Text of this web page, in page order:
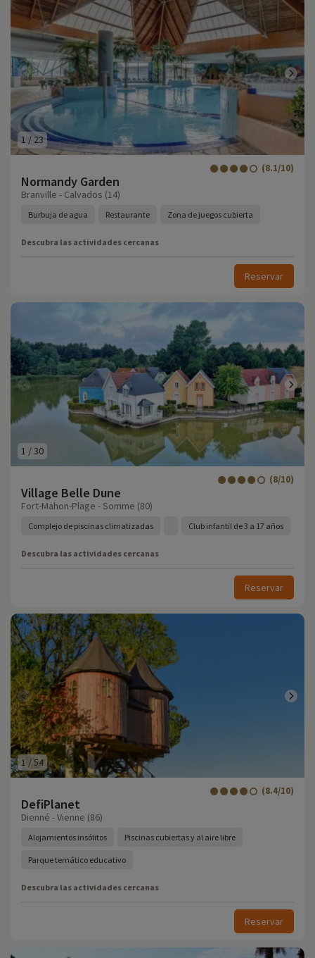
1 / 23
Normandy Garden
(8.1/10)
Branville - Calvados (14)
Burbuja de agua Restaurante Zona de juegos cubierta
Descubra las actividades cercanas
Reservar
1 /30
Village Belle Dune
(8/10)
Fort-Mahon-Plage - Somme (80)
Complejo de piscinas climatizadas Club infantil de 3 a 17 años
Descubra las actividades cercanas
Reservar
1 /54
DefiPlanet
(8.4/10)
Dienné - Vienne (86)
Alojamientos insólitos Piscinas cubiertas y al aire libre
Parque temático educativo
Descubra las actividades cercanas
Reservar